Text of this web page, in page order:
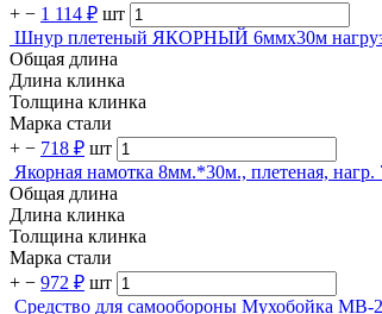
+ − 1 114 ₽ шт
Шнур плетеный ЯКОРНЫЙ 6ммх30м
Общая длина
Длина клинка
Толщина клинка
Марка стали
+ − 718 ₽ шт
Якорная намотка 8мм.*30м., плетеная, нагр.
Общая длина
Длина клинка
Толщина клинка
Марка стали
+ − 972 ₽ шт
Средство для самообороны Мухобойка MB-2